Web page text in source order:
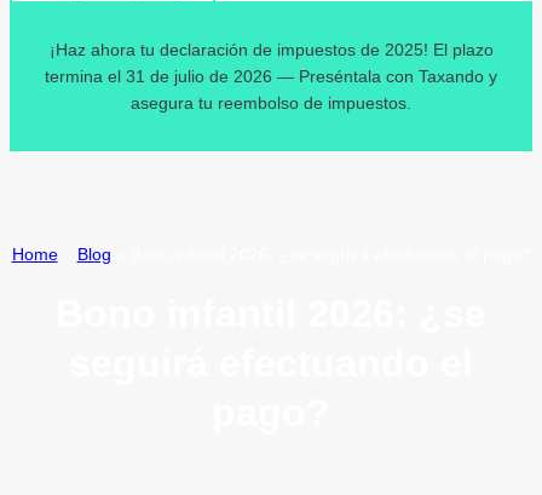
¡Haz ahora tu declaración de impuestos de 2025! El plazo
termina el 31 de julio de 2026 — Preséntala con Taxando y
asegura tu reembolso de impuestos.
Home» Blog